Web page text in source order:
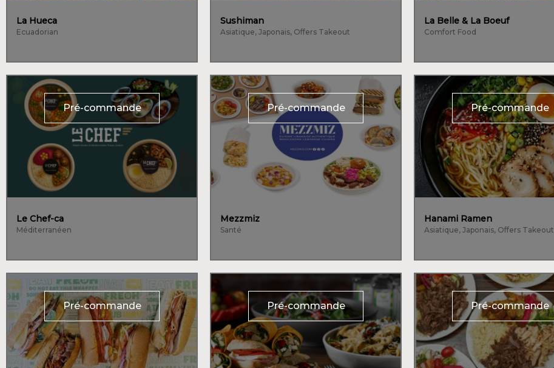
La Hueca
Ecuadorian
Sushiman
Asiatique, Japonais, Offers Takeout
La Belle & La Boeuf
Comfort Food
Pré-commande
Le Chef-ca
Méditerranéen
Pré-commande
Mezzmiz
Santé
Pré-commande
Hanami Ramen
Asiatique, Japonais, Offers Takeout
Pré-commande Pré-commande Pré-commande